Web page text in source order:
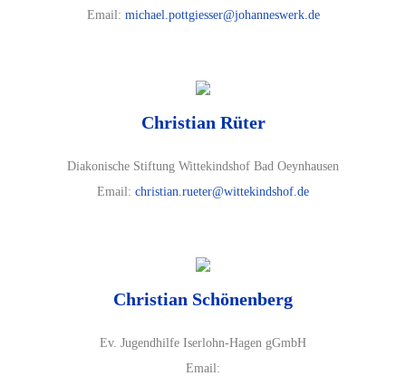
Email: michael.pottgiesser@johanneswerk.de
Christian Rüter
Diakonische Stiftung Wittekindshof Bad Oeynhausen
Email: christian.rueter@wittekindshof.de
Christian Schönenberg
Ev. Jugendhilfe Iserlohn-Hagen gGmbH
Email: